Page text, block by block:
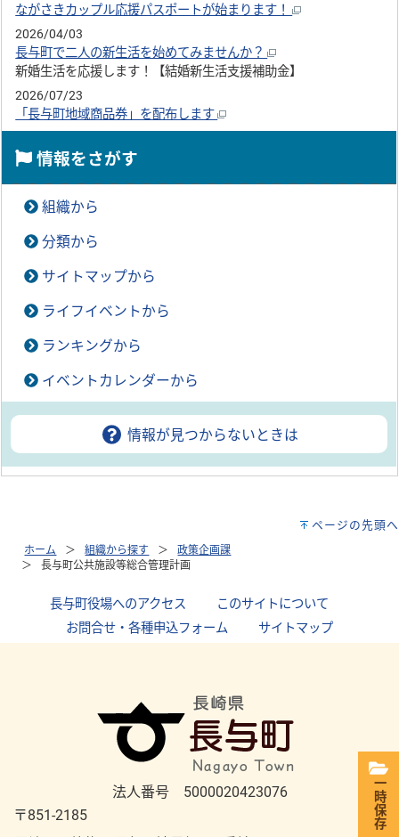
ながさきカップル応援パスポートが始まります！
2026/04/03
長与町で二人の新生活を始めてみませんか？
新婚生活を応援します！【結婚新生活支援補助金】
2026/07/23
「長与町地域商品券」を配布します
情報をさがす
組織から
分類から
サイトマップから
ライフイベントから
ランキングから
イベントカレンダーから
情報が見つからないときは
ページの先頭へ
ホーム 組織から探す
政策企画課
長与町公共施設等総合管理計画
長与町役場へのアクセス このサイトについて
お問合せ・各種申込フォーム
サイトマップ
法人番号 5000020423076
〒851-2185
一時保存